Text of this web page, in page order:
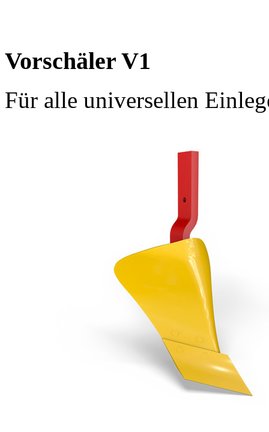
Vorschäler V1
Für alle universellen